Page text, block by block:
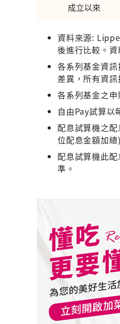
成立以來
資料來源:
後進行比較。
各系列基金資
差異，所有資
各系列基金之
自由Pay試算以
配息試算機之
位配息金額加
配息試算機此
準。